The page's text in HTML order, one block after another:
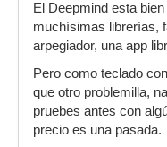
El Deepmind esta
muchísimas librerías,
arpegiador, una app
Pero como teclado
que otro problemilla,
pruebes antes con
precio es una pasada.